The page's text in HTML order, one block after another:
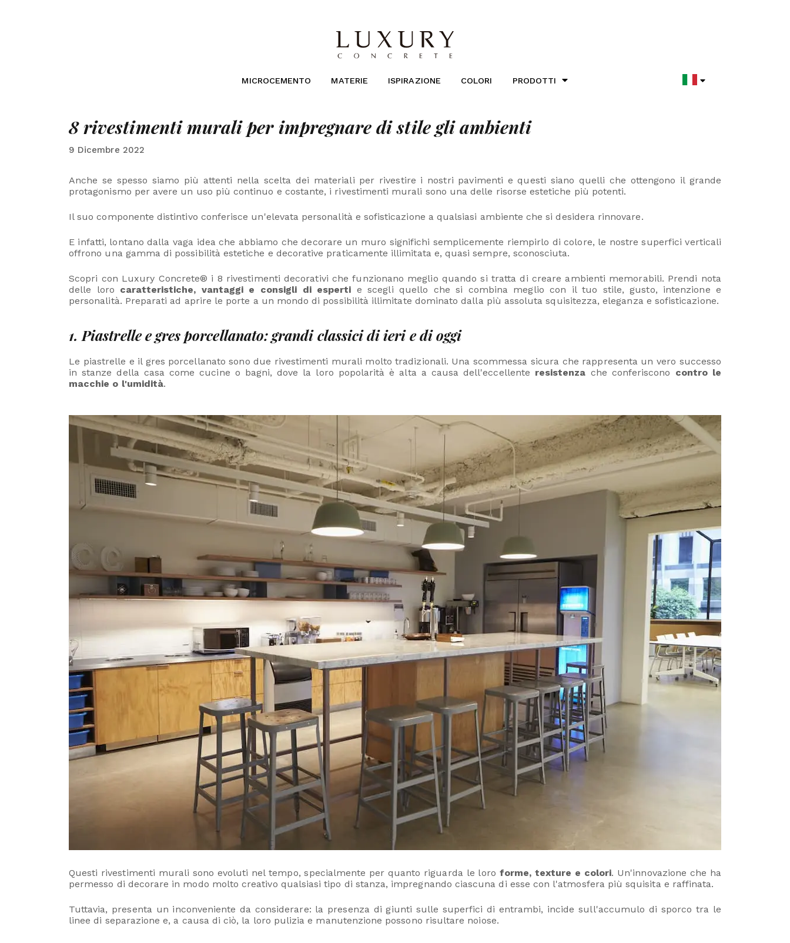
MICROCEMENTO MATERIE ISPIRAZIONE COLORI PRODOTTI
8 rivestimenti murali per impregnare di stile gli ambienti
9 Dicembre 2022
Anche se spesso siamo più attenti nella scelta dei materiali per rivestire i nostri pavimenti e questi siano quelli che ottengono il grande
protagonismo per avere un uso più continuo e costante, i rivestimenti murali sono una delle risorse estetiche più potenti.
Il suo componente distintivo conferisce un'elevata personalità e sofisticazione a qualsiasi ambiente che si desidera rinnovare.
E infatti, lontano dalla vaga idea che abbiamo che decorare un muro significhi semplicemente riempirlo di colore, le nostre superfici verticali
offrono una gamma di possibilità estetiche e decorative praticamente illimitata e, quasi sempre, sconosciuta.
Scopri con Luxury Concrete® i 8 rivestimenti decorativi che funzionano meglio quando si tratta di creare ambienti memorabili. Prendi nota
delle loro caratteristiche, vantaggi e consigli di esperti e scegli quello che si combina meglio con il tuo stile, gusto, intenzione e
personalità. Preparati ad aprire le porte a un mondo di possibilità illimitate dominato dalla più assoluta squisitezza, eleganza e sofisticazione.
1. Piastrelle e gres porcellanato: grandi classici di ieri e di oggi
Le piastrelle e il gres porcellanato sono due rivestimenti murali molto tradizionali. Una scommessa sicura che rappresenta un vero successo
in stanze della casa come cucine o bagni, dove la loro popolarità è alta a causa dell'eccellente resistenza che conferiscono contro le
macchie o l'umidità.
Questi rivestimenti murali sono evoluti nel tempo, specialmente per quanto riguarda le loro forme, texture e colori. Un'innovazione che ha
permesso di decorare in modo molto creativo qualsiasi tipo di stanza, impregnando ciascuna di esse con l'atmosfera più squisita e raffinata.
Tuttavia, presenta un inconveniente da considerare: la presenza di giunti sulle superfici di entrambi, incide sull'accumulo di sporco tra le
linee di separazione e, a causa di ciò, la loro pulizia e manutenzione possono risultare noiose.